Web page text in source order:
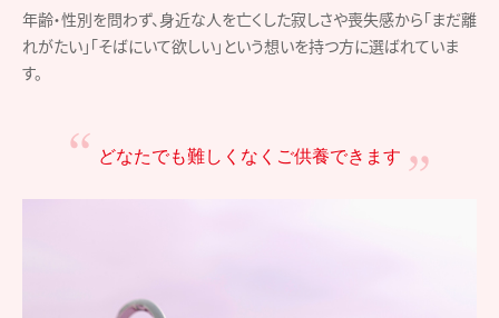
年齢・性別を問わず、身近な人を亡くした寂しさや喪失感から「まだ離
れがたい」「そばにいて欲しい」という想いを持つ方に選ばれていま
す。
どなたでも難しくなく ご供養できます